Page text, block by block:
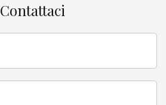
Contattaci